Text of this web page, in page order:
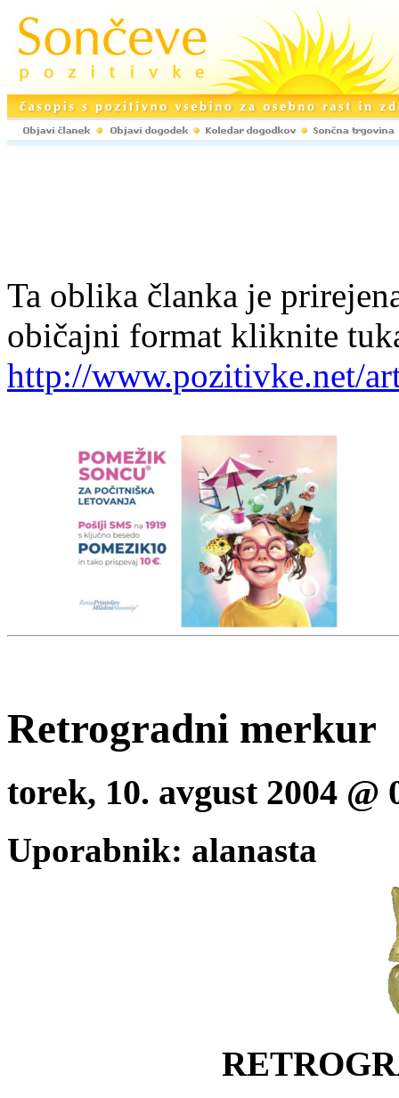
Ta oblika članka je
običajni format kliknite
http://www.pozitivke.net/
Retrogradni merkur
torek, 10. avgust 2004 @
Uporabnik: alanasta